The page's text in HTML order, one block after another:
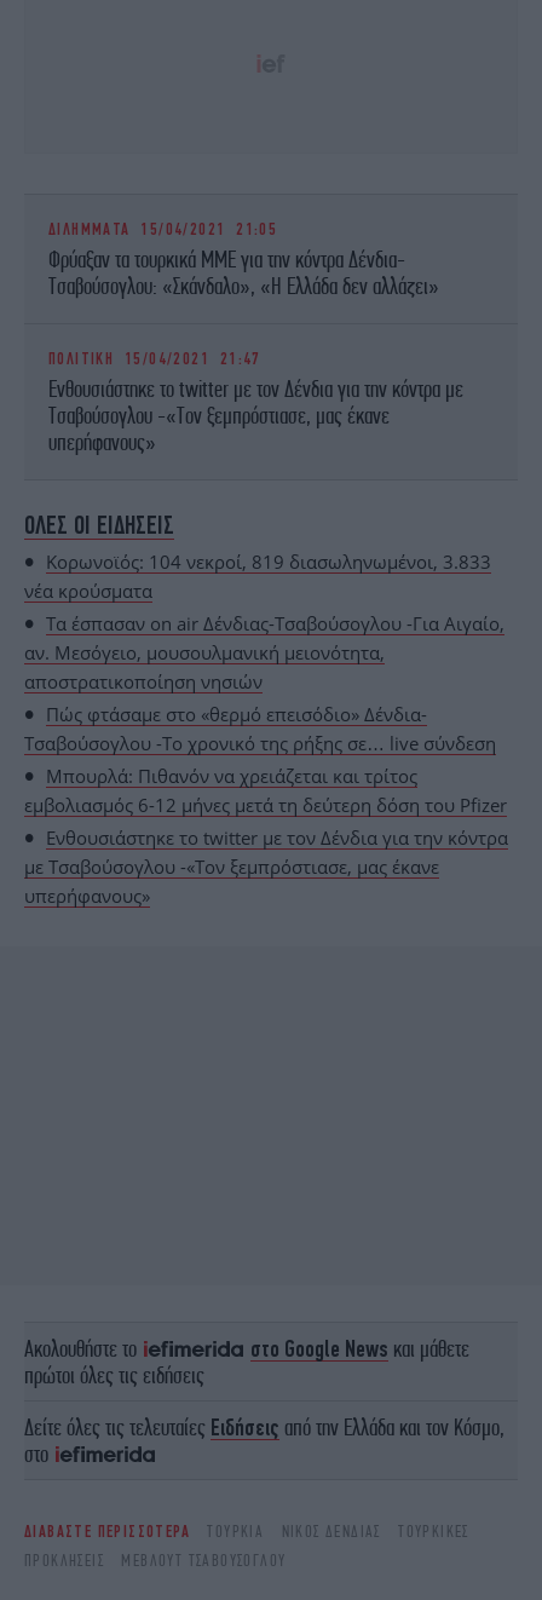
ΔΙΛΗΜΜΑΤΑ 15/04/2021 21:05
Φρύαξαν τα τουρκικά ΜΜΕ για την κόντρα Δένδια-
Τσαβούσογλου: «Σκάνδαλο», «Η Ελλάδα δεν αλλάζει»
ΠΟΛΙΤΙΚΗ 15/04/2021 21:47
Ενθουσιάστηκε το twitter με τον Δένδια για την κόντρα με
Τσαβούσογλου -«Τον ξεμπρόστιασε, μας έκανε
υπερήφανους»
ΟΛΕΣ ΟΙ ΕΙΔΗΣΕΙΣ
Κορωνοϊός: 104 νεκροί, 819 διασωληνωμένοι, 3.833
νέα κρούσματα
Τα έσπασαν on air Δένδιας-Τσαβούσογλου -Για Αιγαίο,
αν. Μεσόγειο, μουσουλμανική μειονότητα,
αποστρατικοποίηση νησιών
Πώς φτάσαμε στο «θερμό επεισόδιο» Δένδια-
Τσαβούσογλου -Το χρονικό της ρήξης σε… live σύνδεση
Μπουρλά: Πιθανόν να χρειάζεται και τρίτος
εμβολιασμός 6-12 μήνες μετά τη δεύτερη δόση του Pfizer
Ενθουσιάστηκε το twitter με τον Δένδια για την κόντρα
με Τσαβούσογλου -«Τον ξεμπρόστιασε, μας έκανε
υπερήφανους»
Ακολουθήστε το στο Google News και μάθετε
πρώτοι όλες τις ειδήσεις
Δείτε όλες τις τελευταίες Ειδήσεις από την Ελλάδα και τον Κόσμο,
στο
ΔΙΑΒΑΣΤΕ ΠΕΡΙΣΣΟΤΕΡΑ ΤΟΥΡΚΊΑ ΝΊΚΟΣ ΔΈΝΔΙΑΣ
ΤΟΥΡΚΙΚΈΣ
ΠΡΟΚΛΉΣΕΙΣ
ΜΕΒΛΟΎΤ ΤΣΑΒΟΎΣΟΓΛΟΥ